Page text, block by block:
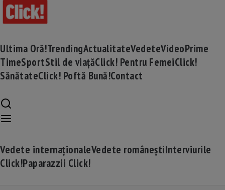
Ultima Oră!TrendingActualitateVedeteVideoPrime
TimeSportStil de viațăClick! Pentru FemeiClick!
SănătateClick! Poftă Bună!Contact
Vedete internaționaleVedete româneștiInterviurile
Click!Paparazzii Click!